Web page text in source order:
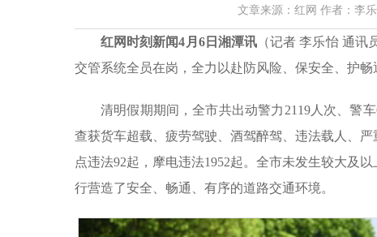
文章来源：红网 作者：李
红网时刻新闻4月6日湘潭讯 （记者 李乐怡 通
交管系统全员在岗，全力以赴防风险、保安全、护畅
清明假期期间，全市共出动警力2119人次、警
查获货车超载、疲劳驾驶、酒驾醉驾、违法载人、
点违法92起，摩电违法1952起。全市未发生较大及
行营造了安全、畅通、有序的道路交通环境。